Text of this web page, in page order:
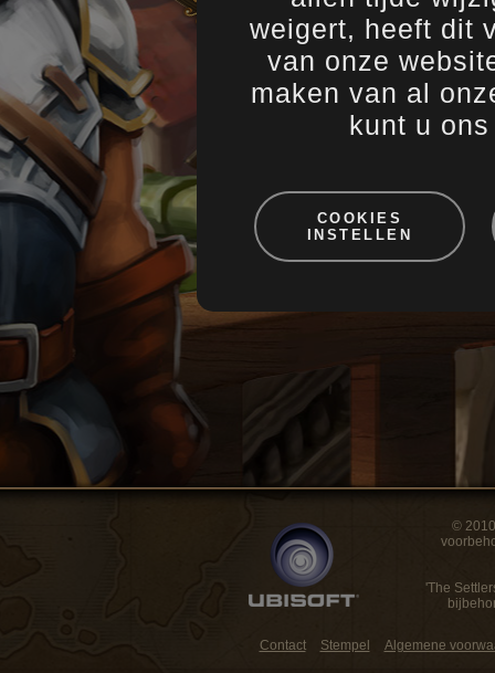
weigert, heeft dit
van onze
maken van al
kunt u
COOKIES
INSTELLEN
24.01.2013 Een
22.01.2013
17.01.2013 Bug
1 … 121 122
©
'The
Contact Stempel Algemene